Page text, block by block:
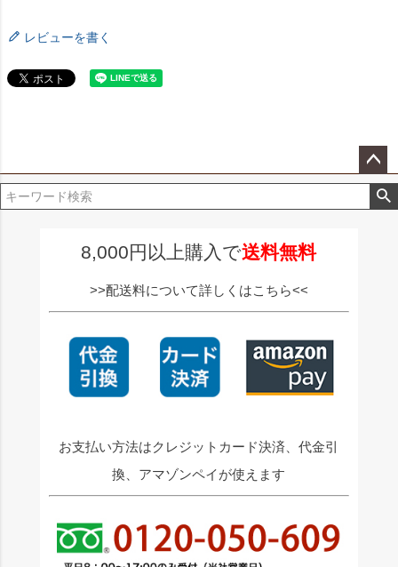
レビューを書く
ペー
ジト
8,000円以上購入で送料無料
>>配送料について詳しくはこちら<<
お支払い方法はクレジットカード決済、代金引
換、アマゾンペイが使えます